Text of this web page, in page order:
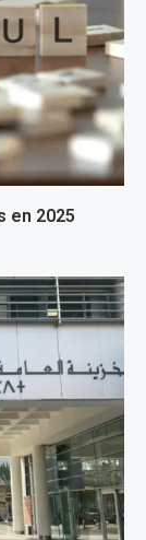
en 2025